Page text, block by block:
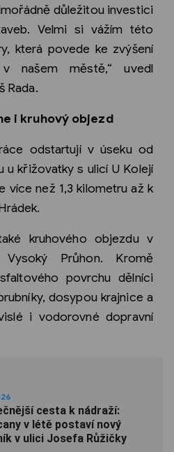
důležitou investici
Velmi si vážím této
která povede ke zvýšení
našem městě,“ uvedl
Rada.
i kruhový objezd
odstartují v úseku od
u křižovatky s ulicí U Kolejí
více než 1,3 kilometru až k
kruhového objezdu v
Průhon. Kromě
povrchu dělníci
dosypou krajnice a
i vodorovné dopravní
cesta k nádraží:
v létě postaví nový
v ulici Josefa Růžičky